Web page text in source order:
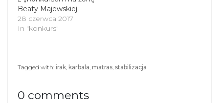
e
w
w
i
n
n
e
w
w
Beaty Majewskiej
28 czerwca 2017
In "konkurs"
Tagged with: irak, karbala, matras, stabilizacja
0 comments